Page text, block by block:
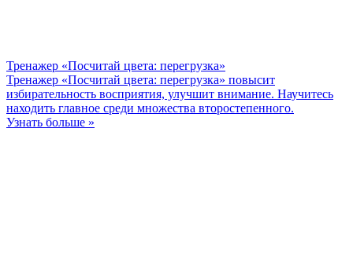
Тренажер «Посчитай цвета: перегрузка»
Тренажер «Посчитай цвета: перегрузка» повысит
избирательность восприятия, улучшит внимание. Научитесь
находить главное среди множества второстепенного.
Узнать больше »